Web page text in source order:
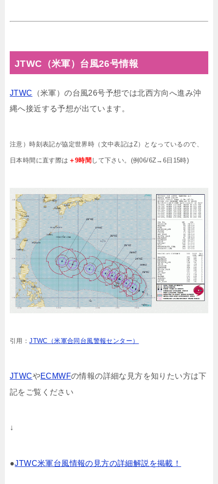
JTWC（米軍）台風26号情報
JTWC （米軍）の台風26号予想では北西方向へ進み沖
縄へ接近する予想が出ています。
注意）時刻表記が協定世界時（文中表記はZ）となっているので、
日本時間に直す際は ＋9時間して下さい。(例06/6Z→6日15時)
引用：JTWC（米軍合同台風警報センター）
JTWCやECMWFの情報の詳細な見方を知りたい方は下
記をご覧ください
↓
●JTWC米軍台風情報の見方の詳細解説を掲載！